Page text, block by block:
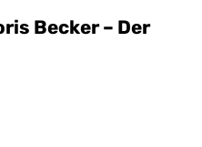
Becker – Der